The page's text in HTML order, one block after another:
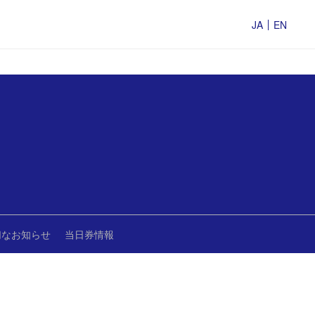
JA EN
お知らせ 当日券情報